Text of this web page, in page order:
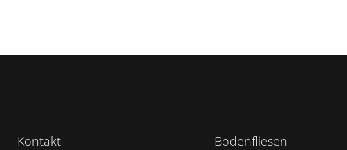
Kontakt
Bodenfliesen